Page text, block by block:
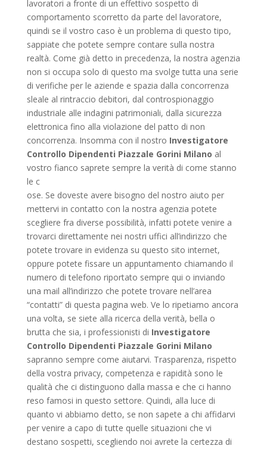
lavoratori a fronte di un effettivo sospetto di
comportamento scorretto da parte del lavoratore,
quindi se il vostro caso è un problema di questo tipo,
sappiate che potete sempre contare sulla nostra
realtà. Come già detto in precedenza, la nostra agenzia
non si occupa solo di questo ma svolge tutta una serie
di verifiche per le aziende e spazia dalla concorrenza
sleale al rintraccio debitori, dal controspionaggio
industriale alle indagini patrimoniali, dalla sicurezza
elettronica fino alla violazione del patto di non
concorrenza. Insomma con il nostro Investigatore
Controllo Dipendenti Piazzale Gorini Milano al
vostro fianco saprete sempre la verità di come stanno
le c
ose. Se doveste avere bisogno del nostro aiuto per
mettervi in contatto con la nostra agenzia potete
scegliere fra diverse possibilità, infatti potete venire a
trovarci direttamente nei nostri uffici all’indirizzo che
potete trovare in evidenza su questo sito internet,
oppure potete fissare un appuntamento chiamando il
numero di telefono riportato sempre qui o inviando
una mail all’indirizzo che potete trovare nell’area
“contatti” di questa pagina web. Ve lo ripetiamo ancora
una volta, se siete alla ricerca della verità, bella o
brutta che sia, i professionisti di Investigatore
Controllo Dipendenti Piazzale Gorini Milano
sapranno sempre come aiutarvi. Trasparenza, rispetto
della vostra privacy, competenza e rapidità sono le
qualità che ci distinguono dalla massa e che ci hanno
reso famosi in questo settore. Quindi, alla luce di
quanto vi abbiamo detto, se non sapete a chi affidarvi
per venire a capo di tutte quelle situazioni che vi
destano sospetti, scegliendo noi avrete la certezza di